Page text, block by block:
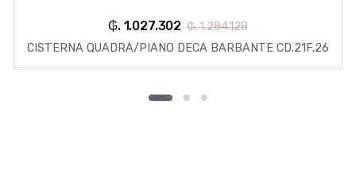
₲. 1.027.302 ₲. 1.284.128
CISTERNA QUADRA/PIANO DECA BARBANTE CD.21F.26